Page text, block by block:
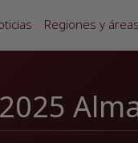
Regiones y áreas